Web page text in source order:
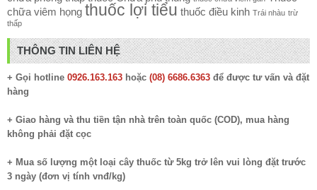
chữa viêm họng thuốc lợi tiểu thuốc điều kinh Trái nhàu trừ
thấp
THÔNG TIN LIÊN HỆ
+ Gọi hotline 0926.163.163 hoặc (08) 6686.6363 để được tư vấn và đặt
hàng
+ Giao hàng và thu tiền tận nhà trên toàn quốc (COD), mua hàng
không phải đặt cọc
+ Mua số lượng một loại cây thuốc từ 5kg trở lên vui lòng đặt trước
3 ngày (đơn vị tính vnđ/kg)